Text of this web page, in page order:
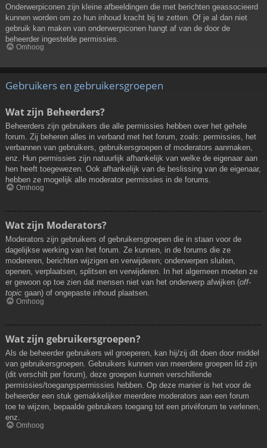
Onderwerpiconen zijn kleine afbeeldingen die met berichten geassocieerd
kunnen worden om zo hun inhoud kracht bij te zetten. Of je al dan niet
gebruik kan maken van onderwerpiconen hangt af van de door de
beheerder ingestelde permissies.
Omhoog
Gebruikers en gebruikersgroepen
Wat zijn Beheerders?
Beheerders zijn gebruikers die alle permissies hebben over het gehele
forum. Zij beheren alles in verband met het forum, zoals: permissies, het
verbannen van gebruikers, gebruikersgroepen of moderators aanmaken,
enz. Hun permissies zijn natuurlijk afhankelijk van welke de eigenaar aan
hen heeft toegewezen. Ook afhankelijk van de beslissing van de eigenaar,
hebben ze mogelijk alle moderator permissies in de forums.
Omhoog
Wat zijn Moderators?
Moderators zijn gebruikers of gebruikersgroepen die in staan voor de
dagelijkse werking van het forum. Ze kunnen, in de forums die ze
modereren, berichten wijzigen en verwijderen; onderwerpen sluiten,
openen, verplaatsen, splitsen en verwijderen. In het algemeen moeten ze
er gewoon op toe zien dat mensen niet van het onderwerp afwijken (off-
topic gaan) of ongepaste inhoud plaatsen.
Omhoog
Wat zijn gebruikersgroepen?
Als de beheerder gebruikers wil groeperen, kan hij/zij dit doen door middel
van gebruikersgroepen. Gebruikers kunnen van meerdere groepen lid zijn
(dit verschilt per forum), deze groepen kunnen verschillende
permissies/toegangspermissies hebben. Op deze manier is het voor de
beheerder een stuk gemakkelijker meerdere moderators aan een forum
toe te wijzen, bepaalde gebruikers toegang tot een privéforum te verlenen,
enz.
Omhoog